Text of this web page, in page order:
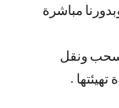
مباشرة
ونقل
.